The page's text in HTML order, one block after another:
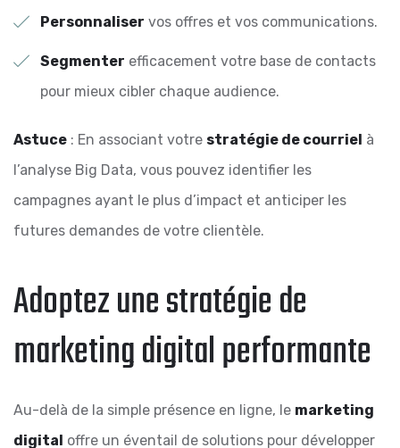
Personnaliser vos offres et vos communications.
Segmenter efficacement votre base de contacts
pour mieux cibler chaque audience.
Astuce : En associant votre stratégie de courriel à
l’analyse Big Data, vous pouvez identifier les
campagnes ayant le plus d’impact et anticiper les
futures demandes de votre clientèle.
Adoptez une stratégie de
marketing digital performante
Au-delà de la simple présence en ligne, le marketing
digital offre un éventail de solutions pour développer